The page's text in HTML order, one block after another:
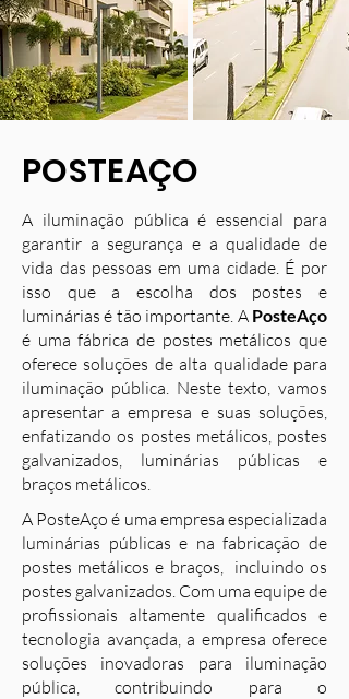
POSTEAÇO
A iluminação pública é essencial para
garantir a segurança e a qualidade de
vida das pessoas em uma cidade. É por
isso que a escolha dos postes e
luminárias é tão importante. A PosteAço
é uma fábrica de postes metálicos que
oferece soluções de alta qualidade para
iluminação pública. Neste texto, vamos
apresentar a empresa e suas soluções,
enfatizando os postes metálicos, postes
galvanizados, luminárias públicas e
braços metálicos.
A PosteAço é uma empresa especializada
luminárias públicas e na fabricação de
postes metálicos e braços, incluindo os
postes galvanizados. Com uma equipe de
profissionais altamente qualificados e
tecnologia avançada, a empresa oferece
soluções inovadoras para iluminação
pública, contribuindo para o